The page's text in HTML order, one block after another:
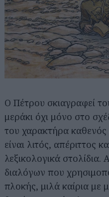
Ο Πέτρου σκιαγραφεί
μεράκι όχι μόνο στο
του χαρακτήρα
είναι λιτός, απέριττος
λεξικολογικά
διαλόγων που
πλοκής, μιλά καίρια